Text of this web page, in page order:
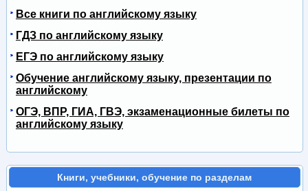
Все книги по английскому языку
ГДЗ по английскому языку
ЕГЭ по английскому языку
Обучение английскому языку, презентации по
английскому
ОГЭ, ВПР, ГИА, ГВЭ, экзаменационные билеты по
английскому языку
Книги, учебники, обучение по разделам